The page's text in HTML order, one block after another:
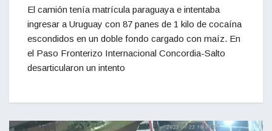
El camión tenía matrícula paraguaya e intentaba
ingresar a Uruguay con 87 panes de 1 kilo de cocaína
escondidos en un doble fondo cargado con maíz. En
el Paso Fronterizo Internacional Concordia-Salto
desarticularon un intento